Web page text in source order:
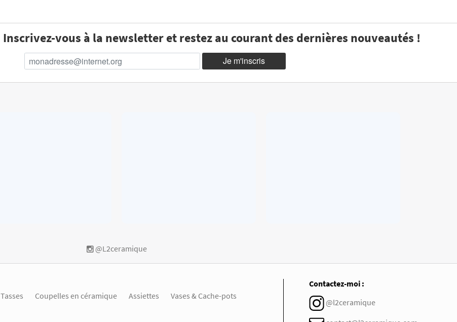
Inscrivez-vous à la newsletter et restez au courant des dernières nouveautés !
@L2ceramique
Tasses Coupelles en céramique Assiettes
Vases & Cache-pots
Contactez-moi :
@l2ceramique